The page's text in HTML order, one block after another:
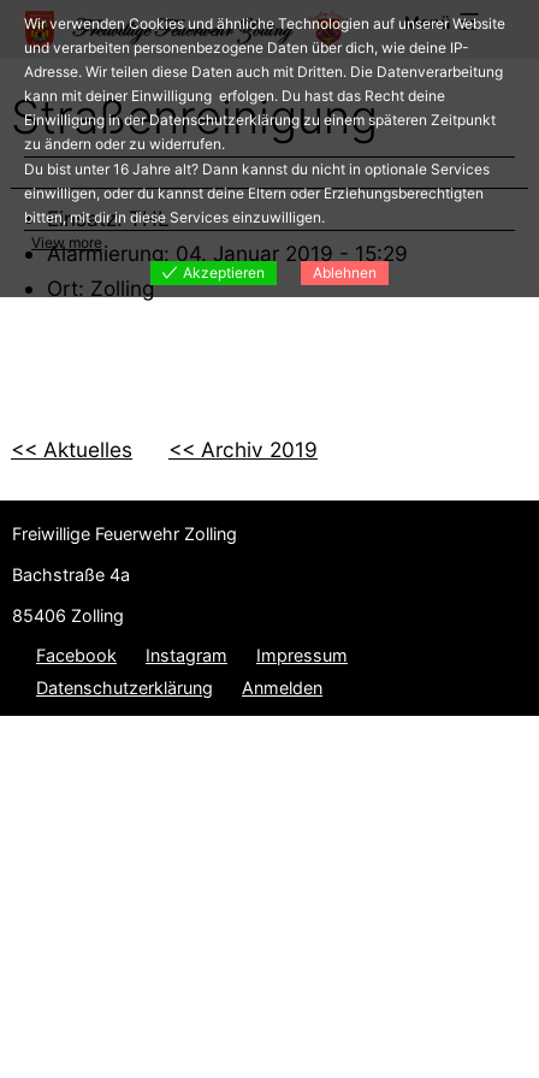
Zum
Inhalt
springen
Menü
Straßenreinigung
Einsatz: THL
Alarmierung: 04. Januar 2019 - 15:29
Ort: Zolling
<< Aktuelles << Archiv 2019
Freiwillige Feuerwehr Zolling
Bachstraße 4a
85406 Zolling
Facebook
Instagram
Impressum
Datenschutzerklärung
Anmelden
Wir verwenden Cookies und ähnliche Technologien auf unserer Website
und verarbeiten personenbezogene Daten über dich, wie deine IP-
Adresse. Wir teilen diese Daten auch mit Dritten. Die Datenverarbeitung
kann mit deiner Einwilligung erfolgen. Du hast das Recht deine
Einwilligung in der Datenschutzerklärung zu einem späteren Zeitpunkt
zu ändern oder zu widerrufen.
Du bist unter 16 Jahre alt? Dann kannst du nicht in optionale Services
einwilligen, oder du kannst deine Eltern oder Erziehungsberechtigten
bitten, mit dir in diese Services einzuwilligen.
View more
Akzeptieren
Ablehnen